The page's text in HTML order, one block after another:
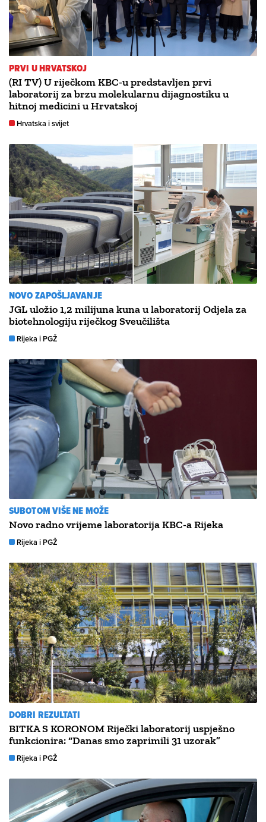
PRVI U HRVATSKOJ
(RI TV) U riječkom KBC-u predstavljen prvi
laboratorij za brzu molekularnu dijagnostiku u
hitnoj medicini u Hrvatskoj
Hrvatska i svijet
NOVO ZAPOŠLJAVANJE
JGL uložio 1,2 milijuna kuna u laboratorij Odjela za
biotehnologiju riječkog Sveučilišta
Rijeka i PGŽ
SUBOTOM VIŠE NE MOŽE
Novo radno vrijeme laboratorija KBC-a Rijeka
Rijeka i PGŽ
DOBRI REZULTATI
BITKA S KORONOM Riječki laboratorij uspješno
funkcionira: “Danas smo zaprimili 31 uzorak”
Rijeka i PGŽ